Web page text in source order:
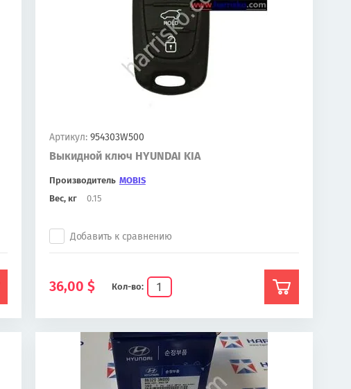
Артикул:954303W500
Выкидной ключ HYUNDAI KIA
Производитель MOBIS
Вес, кг
0.15
Кол-во:
Добавить к сравнению
36,00 $